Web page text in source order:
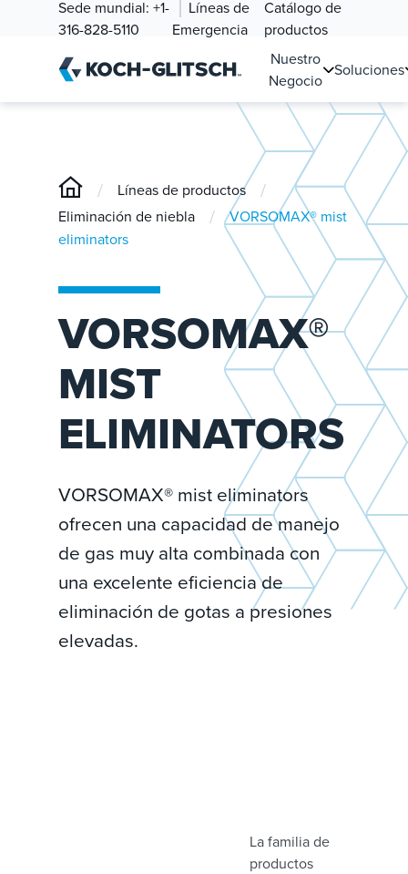
Sede mundial: +1-
316-828-5110
Líneas de
Emergencia
Catálogo de
productos
Nuestro
Negocio
Soluciones
/ Líneas de productos /
Eliminación de niebla /
VORSOMAX® mist
eliminators
VORSOMAX®
MIST
ELIMINATORS
VORSOMAX® mist eliminators
ofrecen una capacidad de manejo
de gas muy alta combinada con
una excelente eficiencia de
eliminación de gotas a presiones
elevadas.
La familia de
productos